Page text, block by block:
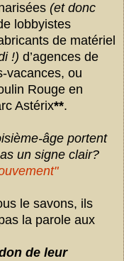
(et donc
lobbyistes
de matériel
!) d’agences de
vacances, ou
Rouge en
Astérix**.
âge portent
un signe clair?
le savons, ils
la parole aux
de leur